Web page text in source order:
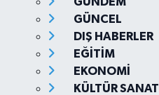
GÜNCEL
DIŞ HABERLER
EĞİTİM
EKONOMİ
KÜLTÜR SANAT